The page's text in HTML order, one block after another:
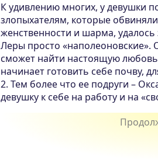
К удивлению многих, у девушки
злопыхателям, которые
женственности и шарма,
Леры просто «наполеоновские».
сможет найти настоящую
начинает готовить себе почву,
2. Тем более что ее подруги –
девушку к себе на работу и на